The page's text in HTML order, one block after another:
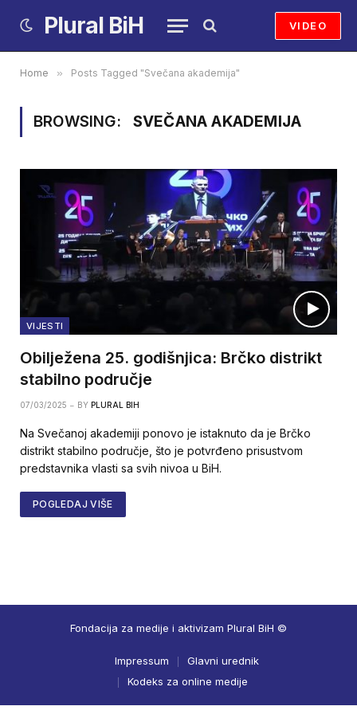
Plural BiH VIDEO
Home » Posts Tagged "Svečana akademija"
BROWSING: SVEČANA AKADEMIJA
VIJESTI
Obilježena 25. godišnjica: Brčko distrikt
stabilno područje
07/03/2025 BY PLURAL BIH
Na Svečanoj akademiji ponovo je istaknuto da je Brčko
distrikt stabilno područje, što je potvrđeno prisustvom
predstavnika vlasti sa svih nivoa u BiH.
POGLEDAJ VIŠE
Fondacija za medije i aktivizam Plural BiH ©
Impressum
Glavni urednik
Kodeks za online medije